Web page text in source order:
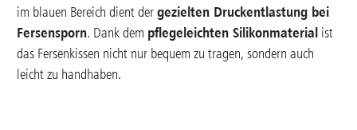
im blauen Bereich dient dergezielten Druckentlastung bei
Fersensporn. Dank dem pflegeleichten Silikonmaterial ist
das Fersenkissen nicht nur bequem zu tragen, sondern auch
leicht zu handhaben.